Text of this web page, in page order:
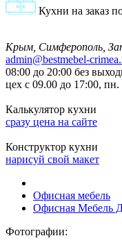
Кухни на заказ
Крым, Симферополь,
admin@bestmebel-
08:00 до 20:00 без
цех с 09.00 до 17:00, пн.
Калькулятор кухни
сразу цена на сайте
Конструктор кухни
нарисуй свой макет
Офисная мебель
Офисная Мебель
Фотографии: